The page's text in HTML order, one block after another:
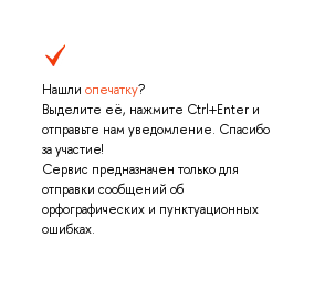
Нашли опечатку?
Выделите её, нажмите Ctrl+Enter и
отправьте нам уведомление. Спасибо
за участие!
Сервис предназначен только для
отправки сообщений об
орфографических и пунктуационных
ошибках.